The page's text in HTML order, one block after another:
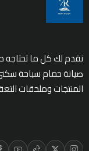
نقدم لك كل ما تحتاجه
صيانة حمام سباحة
المنتجات وملحقات